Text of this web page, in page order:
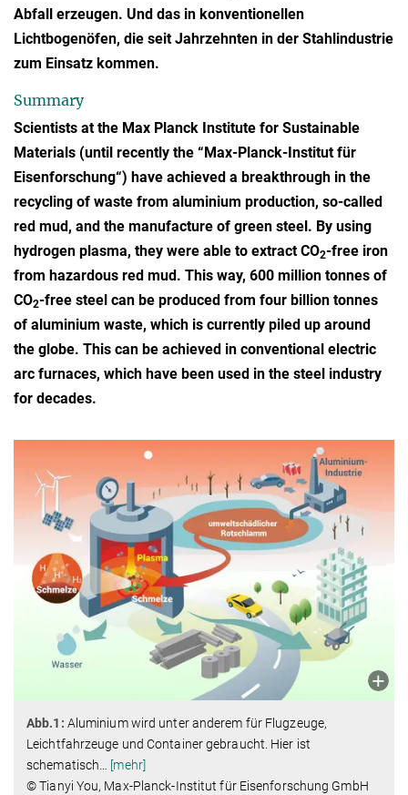
Abfall erzeugen. Und das in konventionellen
Lichtbogenöfen, die seit Jahrzehnten in der Stahlindustrie
zum Einsatz kommen.
Summary
Scientists at the Max Planck Institute for Sustainable
Materials (until recently the “Max-Planck-Institut für
Eisenforschung“) have achieved a breakthrough in the
recycling of waste from aluminium production, so-called
red mud, and the manufacture of green steel. By using
hydrogen plasma, they were able to extract CO2-free iron
from hazardous red mud. This way, 600 million tonnes of
CO2-free steel can be produced from four billion tonnes
of aluminium waste, which is currently piled up around
the globe. This can be achieved in conventional electric
arc furnaces, which have been used in the steel industry
for decades.
Abb.1: Aluminium wird unter anderem für Flugzeuge,
Leichtfahrzeuge und Container gebraucht. Hier ist
schematisch
[mehr]
© Tianyi You, Max-Planck-Institut für Eisenforschung GmbH